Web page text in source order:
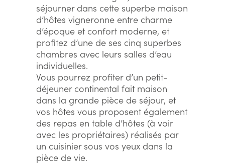
séjourner dans cette superbe maison
d’hôtes vigneronne entre charme
d’époque et confort moderne, et
profitez d’une de ses cinq superbes
chambres avec leurs salles d’eau
individuelles.
Vous pourrez profiter d’un petit-
déjeuner continental fait maison
dans la grande pièce de séjour, et
vos hôtes vous proposent également
des repas en table d’hôtes (à voir
avec les propriétaires) réalisés par
un cuisinier sous vos yeux dans la
pièce de vie.